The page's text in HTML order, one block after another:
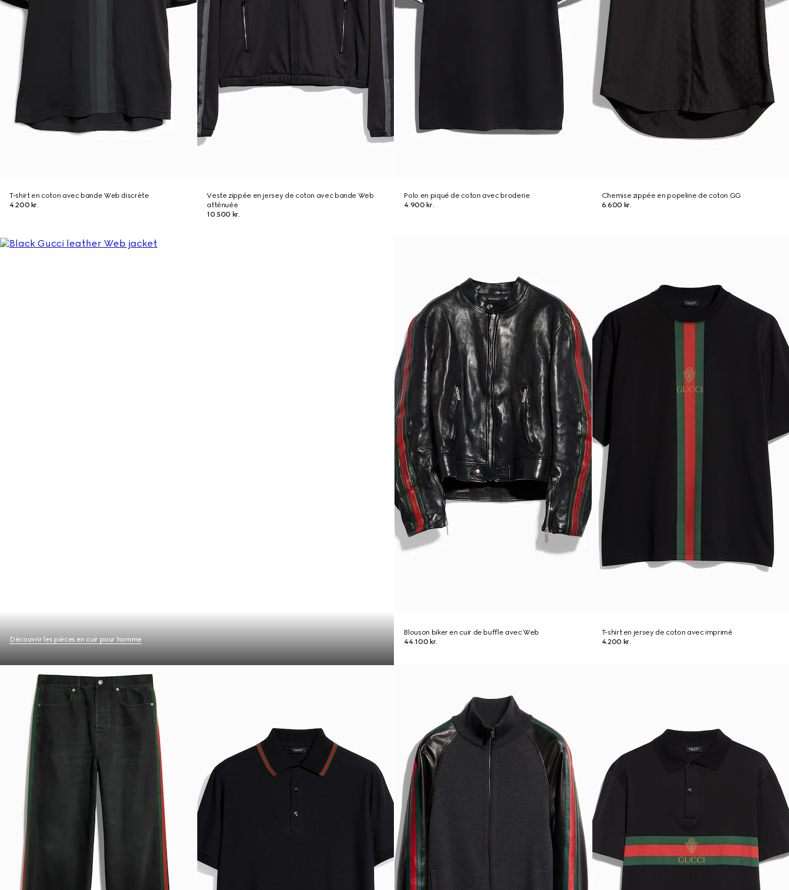
T-shirt en coton avec bande Web discrète
4.200 kr.
Veste zippée en jersey de coton avec bande Web
atténuée
10.500 kr.
Polo en piqué de coton avec broderie
4.900 kr.
Chemise zippée en popeline de coton GG
6.600 kr.
Découvrir les pièces en cuir pour homme
Blouson biker en cuir de buffle avec Web
44.100 kr.
T-shirt en jersey de coton avec imprimé
4.200 kr.